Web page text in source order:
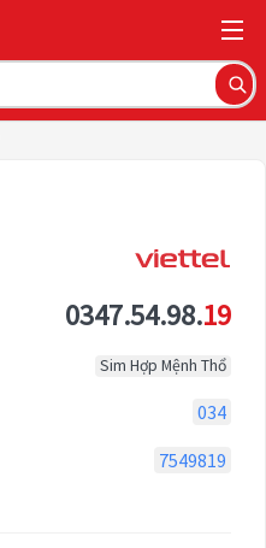
0347.54.98.19
Sim Hợp Mệnh Thổ
034
7549819